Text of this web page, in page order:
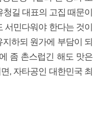
길 대표의 고집 때문이
서민다워야 한다는 것이
하되 원가에 부담이 되
좀 촌스럽긴 해도 맛은
, 자타공인 대한민국 최